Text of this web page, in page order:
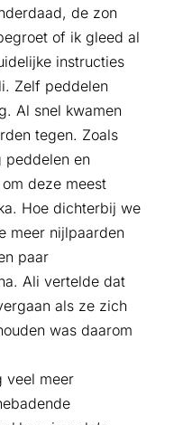
de zon
of ik gleed al
instructies
Zelf peddelen
Al snel kwamen
tegen. Zoals
en
deze meest
Hoe dichterbij we
meer nijlpaarden
paar
Ali vertelde dat
als ze zich
was daarom
veel meer